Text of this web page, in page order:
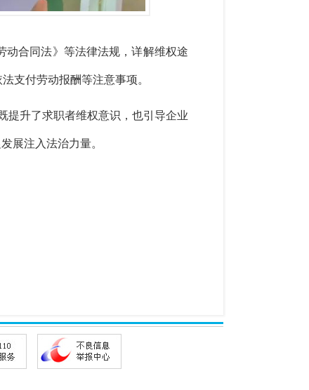
动合同法》等法律法规，详解维权途
支付劳动报酬等注意事项。
提升了求职者维权意识，也引导企业
展注入法治力量。